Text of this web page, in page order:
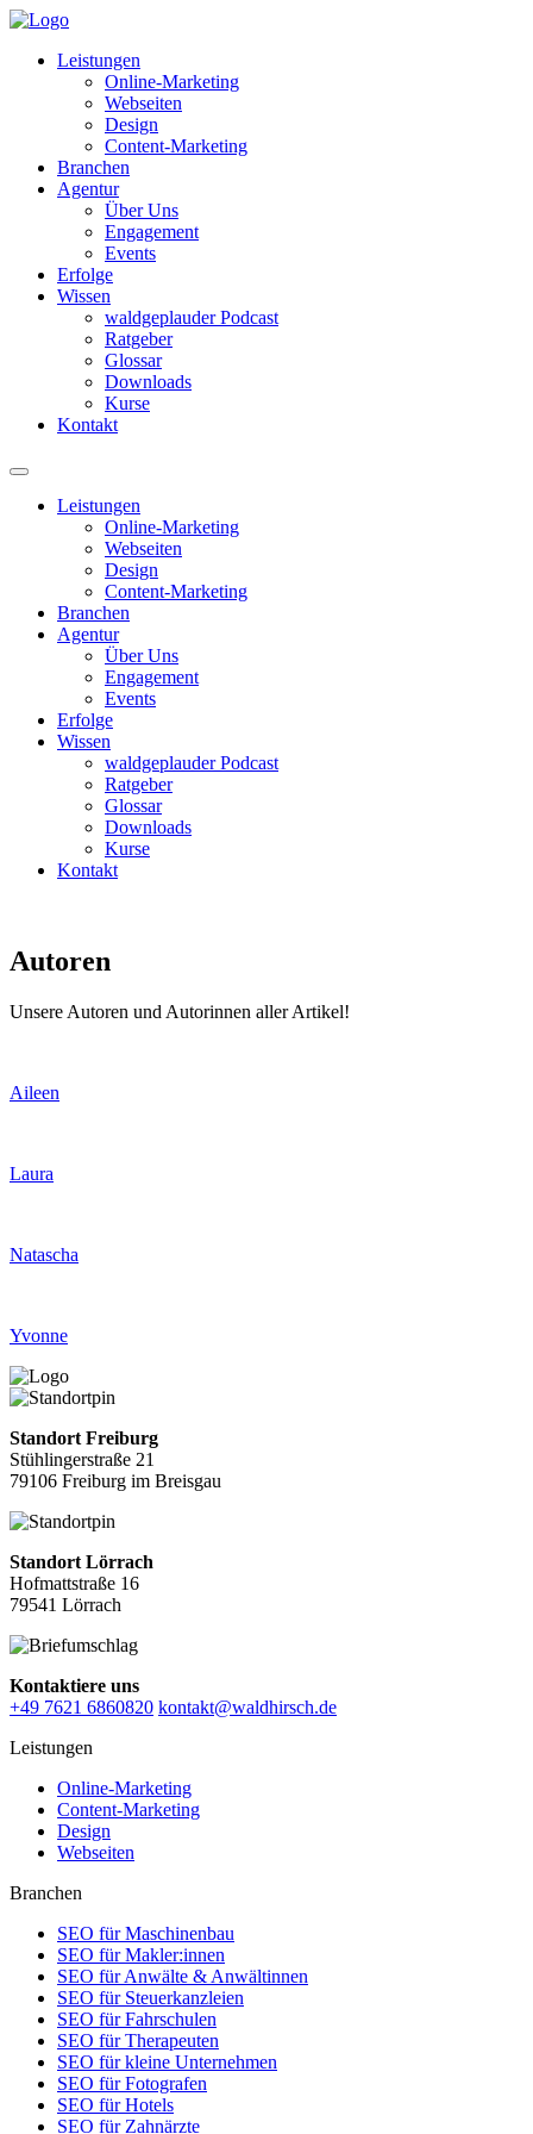
Leistungen
Online-Marketing
Webseiten
Design
Content-Marketing
Branchen
Agentur
Über Uns
Engagement
Events
Erfolge
Wissen
waldgeplauder Podcast
Ratgeber
Glossar
Downloads
Kurse
Kontakt
Leistungen
Online-Marketing
Webseiten
Design
Content-Marketing
Branchen
Agentur
Über Uns
Engagement
Events
Erfolge
Wissen
waldgeplauder Podcast
Ratgeber
Glossar
Downloads
Kurse
Kontakt
Autoren
Unsere Autoren und Autorinnen aller Artikel!
Aileen
Laura
Natascha
Yvonne
Standort Freiburg
Stühlingerstraße 21
79106 Freiburg im Breisgau
Standort Lörrach
Hofmattstraße 16
79541 Lörrach
Kontaktiere uns
+49 7621 6860820 kontakt@waldhirsch.de
Leistungen
Online-Marketing
Content-Marketing
Design
Webseiten
Branchen
SEO für Maschinenbau
SEO für Makler:innen
SEO für Anwälte & Anwältinnen
SEO für Steuerkanzleien
SEO für Fahrschulen
SEO für Therapeuten
SEO für kleine Unternehmen
SEO für Fotografen
SEO für Hotels
SEO für Zahnärzte